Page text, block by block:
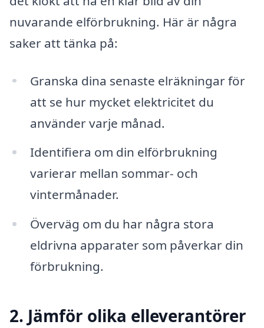
nuvarande elförbrukning. Här är några
saker att tänka på:
Granska dina senaste elräkningar för
att se hur mycket elektricitet du
använder varje månad.
Identifiera om din elförbrukning
varierar mellan sommar- och
vintermånader.
Överväg om du har några stora
eldrivna apparater som påverkar din
förbrukning.
2. Jämför olika elleverantörer